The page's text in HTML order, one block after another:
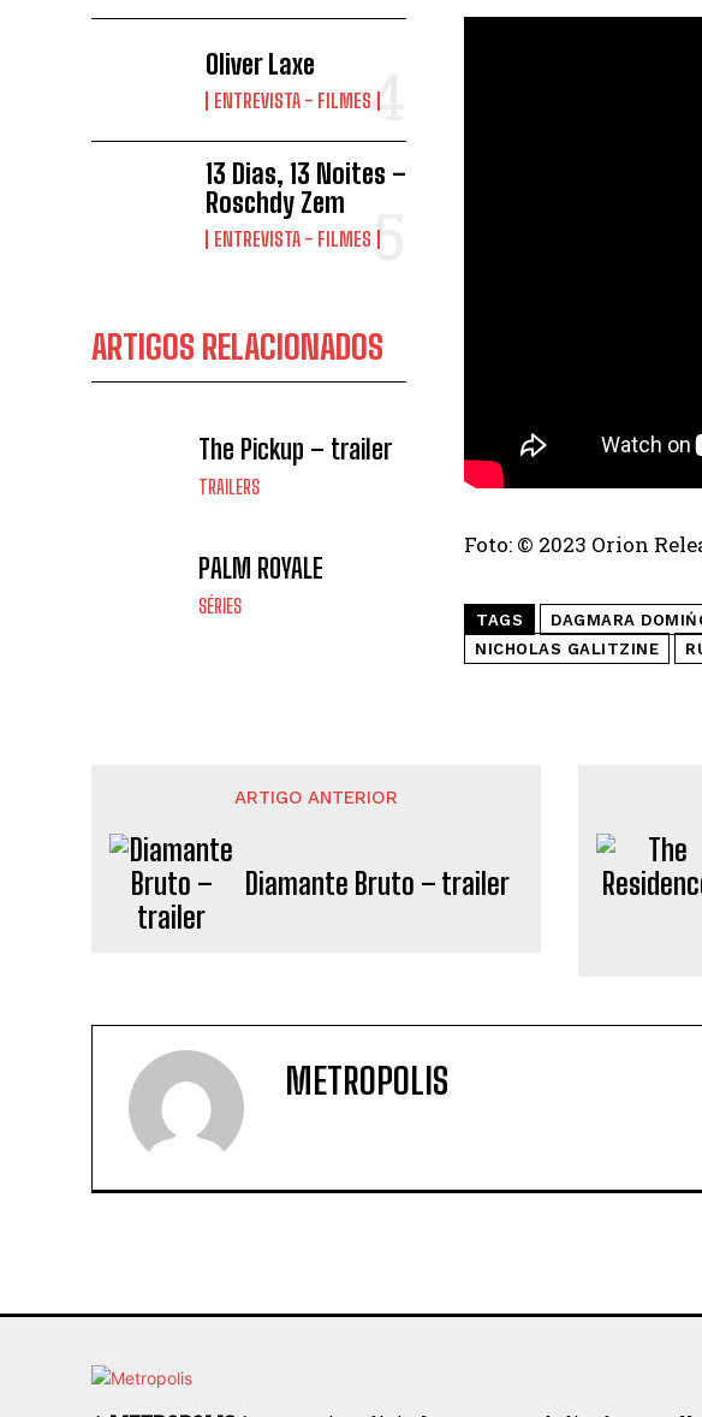
Oliver Laxe
ENTREVISTA - FILMES
13 Dias, 13 Noites –
Roschdy Zem
ENTREVISTA - FILMES
ARTIGOS RELACIONADOS
The Pickup – trailer
TRAILERS
PALM ROYALE
SÉRIES
Foto: © 2023 Orion
TAGS DAGMARA
NICHOLAS GALITZINE
ARTIGO ANTERIOR
Diamante Bruto – trailer
METROPOLIS